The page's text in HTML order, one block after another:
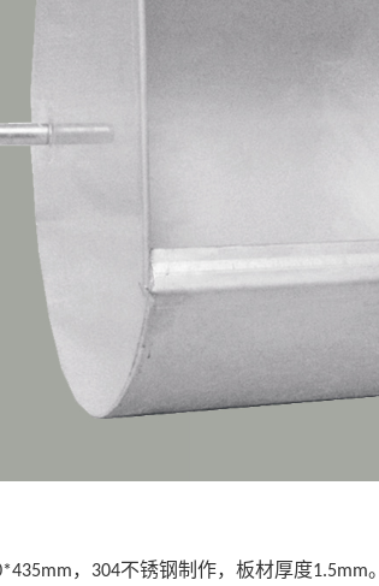
， 304不锈钢制作，板材厚度1.5mm。